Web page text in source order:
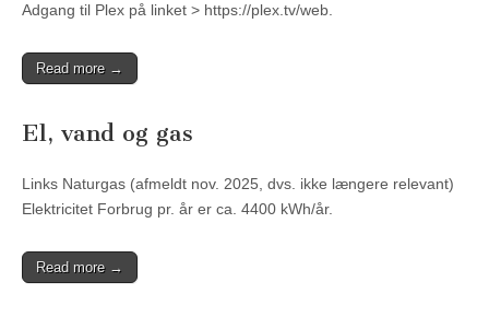
Adgang til Plex på linket > https://plex.tv/web.
Read more →
El, vand og gas
Links Naturgas (afmeldt nov. 2025, dvs. ikke længere relevant)
Elektricitet Forbrug pr. år er ca. 4400 kWh/år.
Read more →